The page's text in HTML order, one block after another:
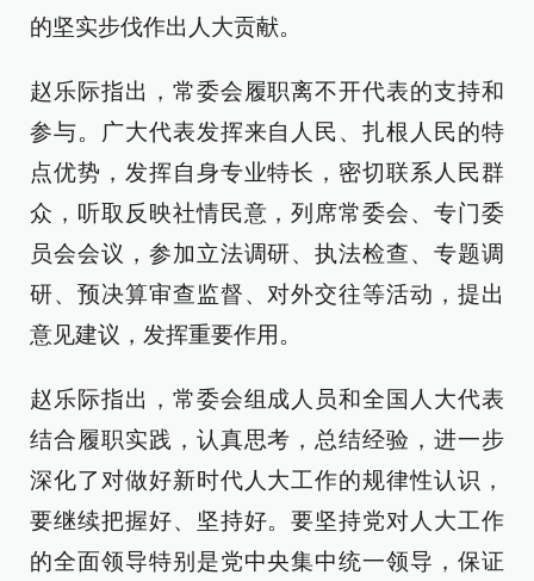
的坚实步伐作出人大贡献。
赵乐际指出，常委会履职离不开代表的支持和
参与。广大代表发挥来自人民、扎根人民的特
点优势，发挥自身专业特长，密切联系人民群
众，听取反映社情民意，列席常委会、专门委
员会会议，参加立法调研、执法检查、专题调
研、预决算审查监督、对外交往等活动，提出
意见建议，发挥重要作用。
赵乐际指出，常委会组成人员和全国人大代表
结合履职实践，认真思考，总结经验，进一步
深化了对做好新时代人大工作的规律性认识，
要继续把握好、坚持好。要坚持党对人大工作
的全面领导特别是党中央集中统一领导，保证